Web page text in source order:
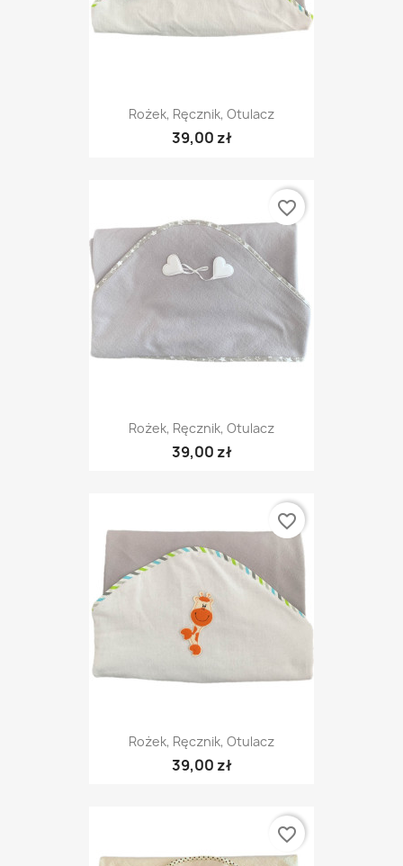
Rożek, Ręcznik, Otulacz
39,00 zł
Rożek, Ręcznik, Otulacz
39,00 zł
favorite_border
Rożek, Ręcznik, Otulacz
39,00 zł
favorite_border
favorite_border